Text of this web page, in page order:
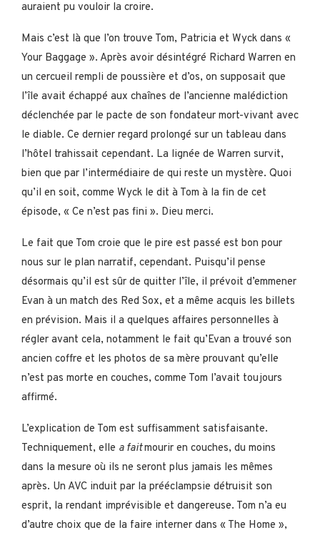
auraient pu vouloir la croire.
Mais c’est là que l’on trouve Tom, Patricia et Wyck dans «
Your Baggage ». Après avoir désintégré Richard Warren en
un cercueil rempli de poussière et d’os, on supposait que
l’île avait échappé aux chaînes de l’ancienne malédiction
déclenchée par le pacte de son fondateur mort-vivant avec
le diable. Ce dernier regard prolongé sur un tableau dans
l’hôtel trahissait cependant. La lignée de Warren survit,
bien que par l’intermédiaire de qui reste un mystère. Quoi
qu’il en soit, comme Wyck le dit à Tom à la fin de cet
épisode, « Ce n’est pas fini ». Dieu merci.
Le fait que Tom croie que le pire est passé est bon pour
nous sur le plan narratif, cependant. Puisqu’il pense
désormais qu’il est sûr de quitter l’île, il prévoit d’emmener
Evan à un match des Red Sox, et a même acquis les billets
en prévision. Mais il a quelques affaires personnelles à
régler avant cela, notamment le fait qu’Evan a trouvé son
ancien coffre et les photos de sa mère prouvant qu’elle
n’est pas morte en couches, comme Tom l’avait toujours
affirmé.
L’explication de Tom est suffisamment satisfaisante.
Techniquement, elle a faitmourir en couches, du moins
dans la mesure où ils ne seront plus jamais les mêmes
après. Un AVC induit par la prééclampsie détruisit son
esprit, la rendant imprévisible et dangereuse. Tom n’a eu
d’autre choix que de la faire interner dans « The Home »,